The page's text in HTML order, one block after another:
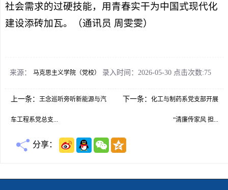
社会需求的过硬技能，用青春实干为中国式现代化
建设添砖加瓦。（通讯员 周雯雯）
来源： 马克思主义学院（党校） 录入时间：2026-05-30 点击次数:75
上一条： 王念巡听旁听新能源与汽
车工程系党总支...
下一条：化工与制药系党支部开展
“清廉传家风 担...
分享：